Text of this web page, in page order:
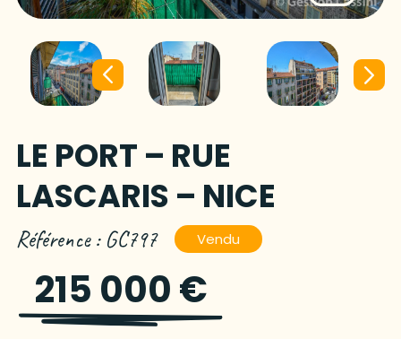
LE PORT – RUE
LASCARIS – NICE
Référence : GC797 Vendu
215 000 €